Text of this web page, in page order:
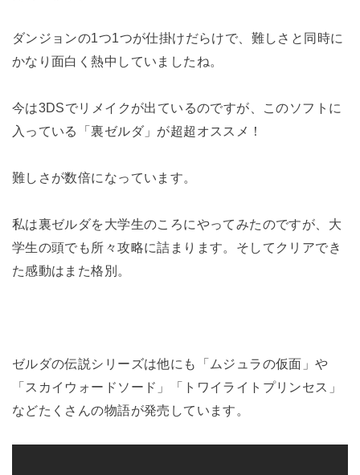
ダンジョンの1つ1つが仕掛けだらけで、難しさと同時に
かなり面白く熱中していましたね。
今は3DSでリメイクが出ているのですが、このソフトに
入っている「裏ゼルダ」が超超オススメ！
難しさが数倍になっています。
私は裏ゼルダを大学生のころにやってみたのですが、大
学生の頭でも所々攻略に詰まります。そしてクリアでき
た感動はまた格別。
ゼルダの伝説シリーズは他にも「ムジュラの仮面」や
「スカイウォードソード」「トワイライトプリンセス」
などたくさんの物語が発売しています。